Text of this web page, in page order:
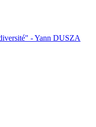
- Yann DUSZA